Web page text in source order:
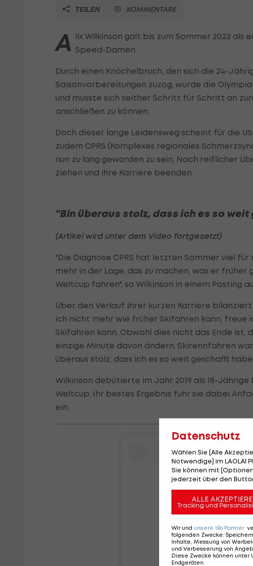
TEILEN KOMMENTARE
A lix Wilkinson galt bis zum Sommer 2022 als
Speed-Damen.
Durch einen Knöchelbruch, den sich die 24-
Saisonvorbereitungen zuzog, wurde die
und musste sich seither Schritt für Schritt an
anschließen zu können.
Doch dieser lange Leidensweg scheint für die
zudem CPRS (Komplexes regionales
nun zu lang geworden zu sein. Nach reiflicher
ziehen und ihre Karriere beenden.
"Bin überaus stolz, dass ich es so
(Artikel wird unter dem Video fortgesetzt)
"Die Diagnose CPRS hat letzten Sommer viel
mehr in der Lage, das zu machen, was er
Weltcup fahren", so Wilkinson in einem Posting
Über den Verlauf ihrer kurzen Karriere
ich nicht mehr wie früher Skifahren kann, freue
Skifahren kann. Obwohl dies nicht das Ende
einzige Minute davon ändern. Skirennfahren
überaus stolz, dass ich es so weit geschafft
Wilkinson debütierte im Jahr 2019 als 18-
Weltcup. Ihr bestes Ergebnis fuhr sie dabei
ein.
Datenschutz
Wählen Sie [Alle
Notwendige] im LAOLA1
Sie können mit
jederzeit über den
ALLE
Tracking und
Wir und unsere 186 Partner
folgenden Zwecke:
Inhalte, Messung von
und Verbesserung von
Diese Zwecke können unter
Endgeräten.